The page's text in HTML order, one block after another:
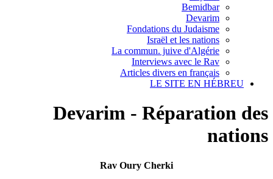
Bemidbar
Devarim
Fondations du Judaisme
Israël et les nations
La commun. juive d'Algérie
Interviews avec le Rav
Articles divers en français
LE SITE EN HÉBREU
Devarim - Réparation des
nations
Rav Oury Cherki